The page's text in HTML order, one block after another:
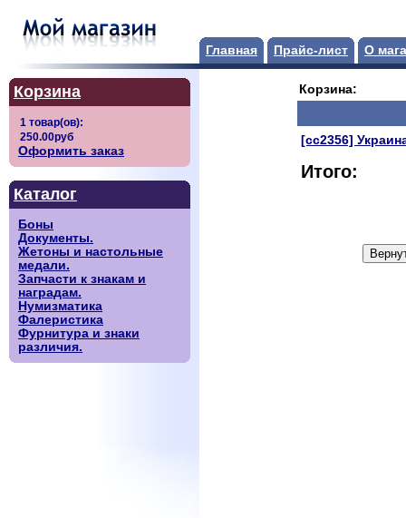
Главная Прайс-лист О
Корзина
Оформить заказ
Каталог
Боны
Документы.
Жетоны и настольные
медали.
Запчасти к знакам и
наградам.
Нумизматика
Фалеристика
Фурнитура и знаки
различия.
Корзина:
[сс2356]
Итого: